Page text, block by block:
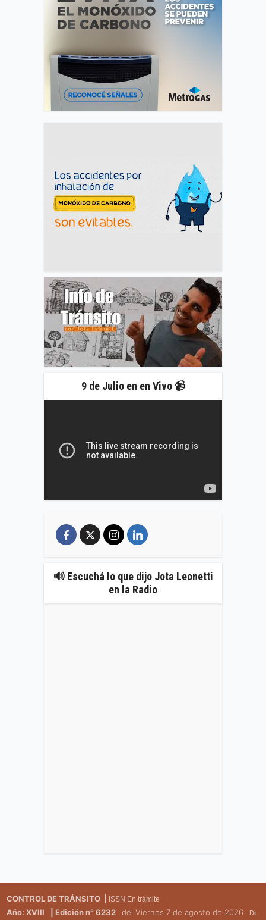
9 de Julio en en Vivo 📹
🔊 Escuchá lo que dijo Jota Leonetti
en la Radio
CONTROL DE TRÁNSITO | ISSN En trámite
Año: XVIII | Edición n° 6232 del Viernes 7 de agosto de 2026 Dir